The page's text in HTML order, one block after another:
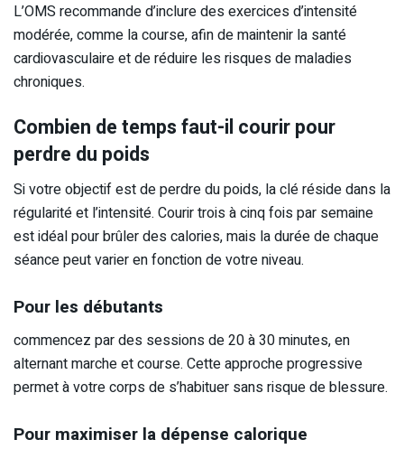
L’OMS recommande d’inclure des exercices d’intensité
modérée, comme la course, afin de maintenir la santé
cardiovasculaire et de réduire les risques de maladies
chroniques.
Combien de temps faut-il courir pour
perdre du poids
Si votre objectif est de perdre du poids, la clé réside dans la
régularité et l’intensité. Courir trois à cinq fois par semaine
est idéal pour brûler des calories, mais la durée de chaque
séance peut varier en fonction de votre niveau.
Pour les débutants
commencez par des sessions de 20 à 30 minutes, en
alternant marche et course. Cette approche progressive
permet à votre corps de s’habituer sans risque de blessure.
Pour maximiser la dépense calorique